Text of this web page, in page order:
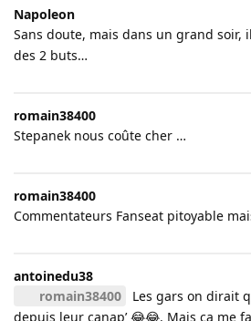
Napoleon
Sans doute, mais dans un grand soir,
des 2 buts…
romain38400
Stepanek nous coûte cher …
romain38400
Commentateurs Fanseat pitoyable
antoinedu38
romain38400
Les gars on dirait
depuis leur canap’ 😂😂. Mais ça me